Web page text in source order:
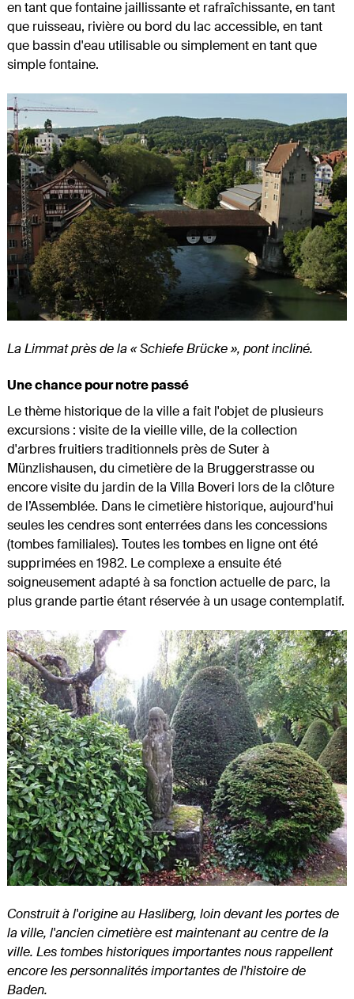
en tant que fontaine jaillissante et rafraîchissante, en tant
que ruisseau, rivière ou bord du lac accessible, en tant
que bassin d'eau utilisable ou simplement en tant que
simple fontaine.
La Limmat près de la«Schiefe Brücke», pont incliné.
Une chance pour notre passé
Le thème historique de la ville a fait l'objet de plusieurs
excursions : visite de la vieille ville, de la collection
d'arbres fruitiers traditionnels près de Suter à
Münzlishausen, du cimetière de la Bruggerstrasse ou
encore visite du jardin de la Villa Boveri lors de la clôture
de l’Assemblée. Dans le cimetière historique, aujourd'hui
seules les cendres sont enterrées dans les concessions
(tombes familiales). Toutes les tombes en ligne ont été
supprimées en 1982. Le complexe a ensuite été
soigneusement adapté à sa fonction actuelle de parc, la
plus grande partie étant réservée à un usage contemplatif.
Construit à l'origine au Hasliberg, loin devant les portes de
la ville, l'ancien cimetière est maintenant au centre de la
ville. Les tombes historiques importantes nous rappellent
encore les personnalités importantes de l'histoire de
Baden.